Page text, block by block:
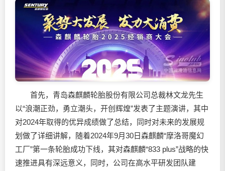
首先，青岛森麒麟轮胎股份有限公司总裁林文龙先生
以“浪潮正劲，勇立潮头，开创辉煌”发表了主题演讲，其中
对2024年取得的优异成绩做了总结，同时对未来的发展规
划做了详细讲解，随着2024年9月30日森麒麟“摩洛哥魔幻
工厂”第一条轮胎成功下线，其对森麒麟“833 plus”战略的快
速推进具有深远意义，同时，公司在高水平研发团队建